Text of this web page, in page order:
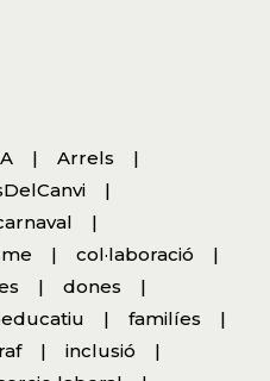
Arrels
col·laboració
dones
familíes
inclusió